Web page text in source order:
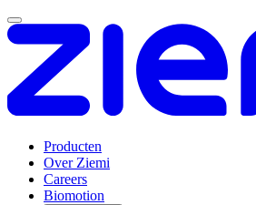
Producten
Over Ziemi
Careers
Biomotion